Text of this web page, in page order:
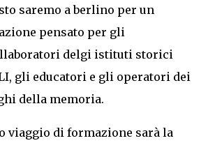
saremo a berlino per un
pensato per gli
delgi istituti storici
gli educatori e gli operatori dei
della memoria.
viaggio di formazione sarà la